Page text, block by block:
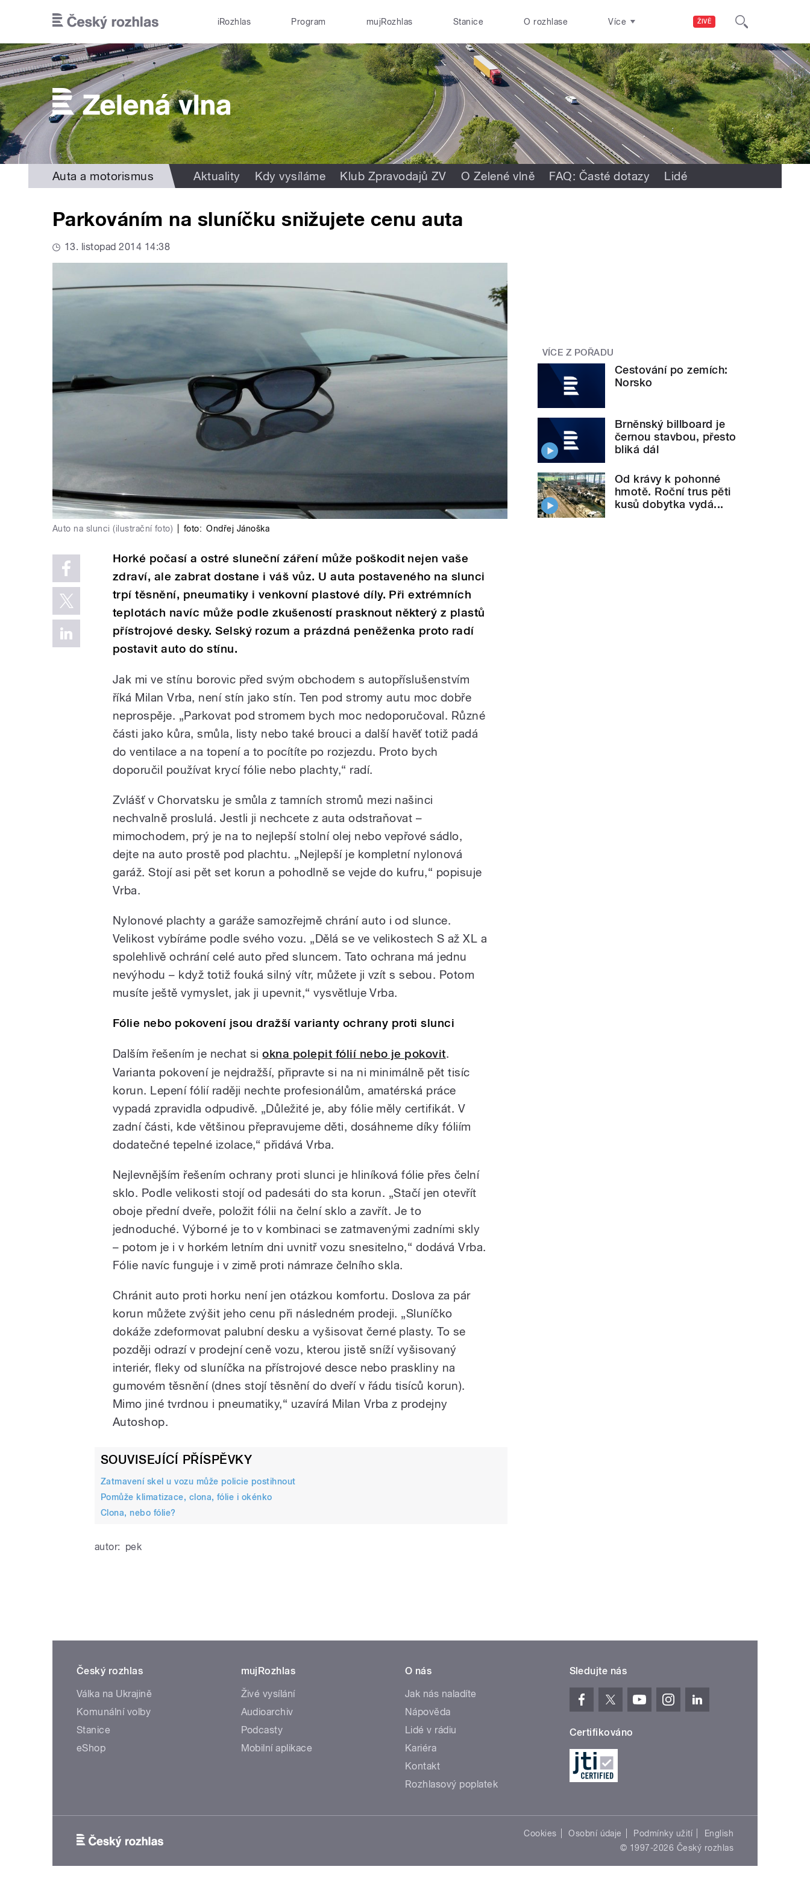
ŽIVĚ
iRozhlas Program mujRozhlas Stanice O rozhlase Více
Auta a motorismus Aktuality Kdy vysíláme Klub Zpravodajů ZV O Zelené vlně FAQ: Časté dotazy Lidé
Parkováním na sluníčku snižujete cenu auta
13. listopad 2014 14:38
Auto na slunci (ilustrační foto) foto: Ondřej Jánoška
Horké počasí a ostré sluneční záření může poškodit nejen vaše
zdraví, ale zabrat dostane i váš vůz. U auta postaveného na slunci
trpí těsnění, pneumatiky i venkovní plastové díly. Při extrémních
teplotách navíc může podle zkušeností prasknout některý z plastů
přístrojové desky. Selský rozum a prázdná peněženka proto radí
postavit auto do stínu.
Jak mi ve stínu borovic před svým obchodem s autopříslušenstvím
říká Milan Vrba, není stín jako stín. Ten pod stromy autu moc dobře
neprospěje. „Parkovat pod stromem bych moc nedoporučoval. Různé
části jako kůra, smůla, listy nebo také brouci a další havěť totiž padá
do ventilace a na topení a to pocítíte po rozjezdu. Proto bych
doporučil používat krycí fólie nebo plachty,“ radí.
Zvlášť v Chorvatsku je smůla z tamních stromů mezi našinci
nechvalně proslulá. Jestli ji nechcete z auta odstraňovat –
mimochodem, prý je na to nejlepší stolní olej nebo vepřové sádlo,
dejte na auto prostě pod plachtu. „Nejlepší je kompletní nylonová
garáž. Stojí asi pět set korun a pohodlně se vejde do kufru,“ popisuje
Vrba.
Nylonové plachty a garáže samozřejmě chrání auto i od slunce.
Velikost vybíráme podle svého vozu. „Dělá se ve velikostech S až XL a
spolehlivě ochrání celé auto před sluncem. Tato ochrana má jednu
nevýhodu – když totiž fouká silný vítr, můžete ji vzít s sebou. Potom
musíte ještě vymyslet, jak ji upevnit,“ vysvětluje Vrba.
Fólie nebo pokovení jsou dražší varianty ochrany proti slunci
Dalším řešením je nechat siokna polepit fólií nebo je pokovit.
Varianta pokovení je nejdražší, připravte si na ni minimálně pět tisíc
korun. Lepení fólií raději nechte profesionálům, amatérská práce
vypadá zpravidla odpudivě. „Důležité je, aby fólie měly certifikát. V
zadní části, kde většinou přepravujeme děti, dosáhneme díky fóliím
dodatečné tepelné izolace,“ přidává Vrba.
Nejlevnějším řešením ochrany proti slunci je hliníková fólie přes čelní
sklo. Podle velikosti stojí od padesáti do sta korun. „Stačí jen otevřít
oboje přední dveře, položit fólii na čelní sklo a zavřít. Je to
jednoduché. Výborné je to v kombinaci se zatmavenými zadními skly
– potom je i v horkém letním dni uvnitř vozu snesitelno,“ dodává Vrba.
Fólie navíc funguje i v zimě proti námraze čelního skla.
Chránit auto proti horku není jen otázkou komfortu. Doslova za pár
korun můžete zvýšit jeho cenu při následném prodeji. „Sluníčko
dokáže zdeformovat palubní desku a vyšisovat černé plasty. To se
později odrazí v prodejní ceně vozu, kterou jistě sníží vyšisovaný
interiér, fleky od sluníčka na přístrojové desce nebo praskliny na
gumovém těsnění (dnes stojí těsnění do dveří v řádu tisíců korun).
Mimo jiné tvrdnou i pneumatiky,“ uzavírá Milan Vrba z prodejny
Autoshop.
SOUVISEJÍCÍ PŘÍSPĚVKY
Zatmavení skel u vozu může policie postihnout
Pomůže klimatizace, clona, fólie i okénko
Clona, nebo fólie?
autor: pek
VÍCE Z POŘADU
Cestování po zemích:
Norsko
Brněnský billboard je
černou stavbou, přesto
bliká dál
Od krávy k pohonné
hmotě. Roční trus pěti
kusů dobytka vydá...
Český rozhlas
Válka na Ukrajině
Komunální volby
Stanice
eShop
mujRozhlas
Živé vysílání
Audioarchiv
Podcasty
Mobilní aplikace
O nás
Jak nás naladíte
Nápověda
Lidé v rádiu
Kariéra
Kontakt
Rozhlasový poplatek
Sledujte nás
Certifikováno
Cookies Osobní údaje Podmínky užití
English
© 1997-2026 Český rozhlas